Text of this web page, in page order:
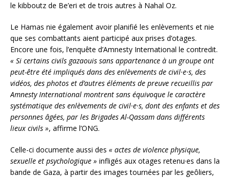
le kibboutz de Be’eri et de trois autres à Nahal Oz.
Le Hamas nie également avoir planifié les enlèvements et nie
que ses combattants aient participé aux prises d’otages.
Encore une fois, l’enquête d’Amnesty International le contredit.
« Si certains civils gazaouis sans appartenance à un groupe ont
peut-être été impliqués dans des enlèvements de civil·e·s, des
vidéos, des photos et d’autres éléments de preuve recueillis par
Amnesty International montrent sans équivoque le caractère
systématique des enlèvements de civil·e·s, dont des enfants et des
personnes âgées, par les Brigades Al-Qassam dans différents
lieux civils », affirme l’ONG.
Celle-ci documente aussi des « actes de violence physique,
sexuelle et psychologique » infligés aux otages retenu·es dans la
bande de Gaza, à partir des images tournées par les geôliers,